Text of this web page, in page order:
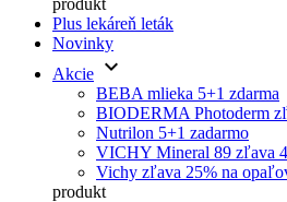
Plus lekáreň leták
Novinky
Akcie keyboard_arrow_down
BEBA mlieka 5+1 zdarma
BIODERMA Photoderm
Nutrilon 5+1 zadarmo
VICHY Mineral 89 zľava
Vichy zľava 25% na
produkt